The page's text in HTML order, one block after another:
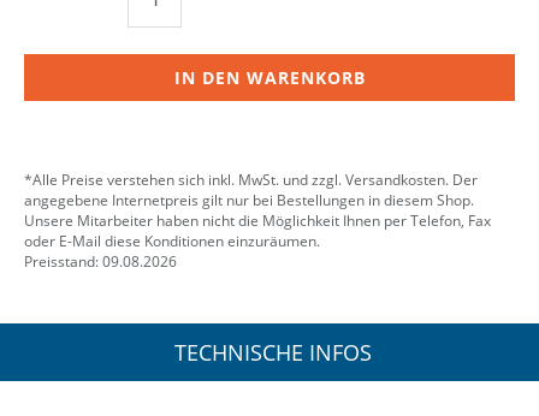
IN DEN WARENKORB
*Alle Preise verstehen sich inkl. MwSt. und zzgl. Versandkosten. Der
angegebene Internetpreis gilt nur bei Bestellungen in diesem Shop.
Unsere Mitarbeiter haben nicht die Möglichkeit Ihnen per Telefon, Fax
oder E-Mail diese Konditionen einzuräumen.
Preisstand: 09.08.2026
TECHNISCHE INFOS